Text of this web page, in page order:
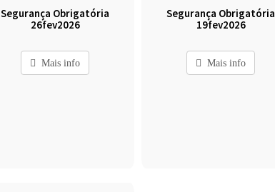
Segurança Obrigatória
26fev2026
Mais info
Segurança Obrigatória
19fev2026
Mais info